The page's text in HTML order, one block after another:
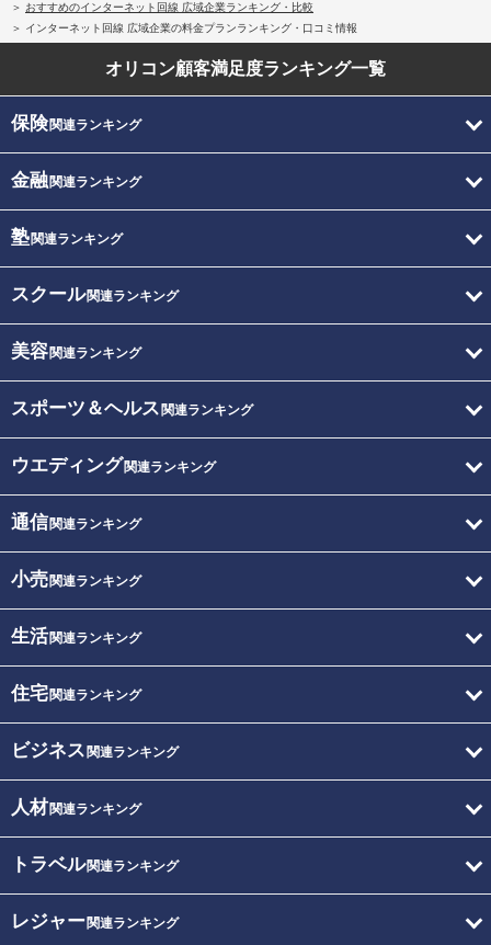
おすすめのインターネット回線 広域企業ランキング・比較
インターネット回線 広域企業の料金プランランキング・口コミ情報
オリコン顧客満足度ランキング一覧
保険関連ランキング
金融関連ランキング
塾関連ランキング
スクール関連ランキング
美容関連ランキング
スポーツ＆ヘルス 関連ランキング
ウエディング関連ランキング
通信関連ランキング
小売関連ランキング
生活関連ランキング
住宅関連ランキング
ビジネス 関連ランキング
人材関連ランキング
トラベル関連ランキング
レジャー関連ランキング